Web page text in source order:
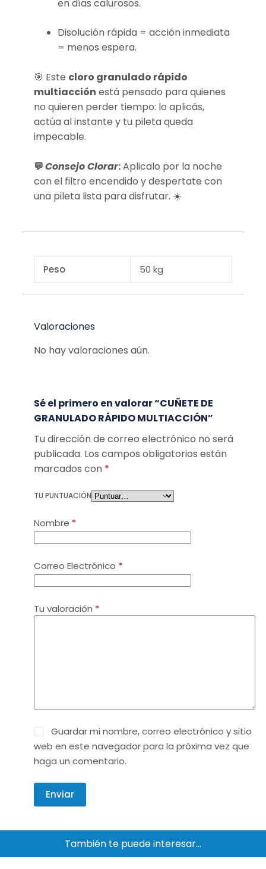
en días calurosos.
Disolución rápida = acción inmediata
= menos espera.
🎯 Este cloro granulado rápido
multiacción está pensado para quienes
no quieren perder tiempo: lo aplicás,
actúa al instante y tu pileta queda
impecable.
💬Consejo Clorar:Aplicalo por la noche
con el filtro encendido y despertate con
una pileta lista para disfrutar. ☀️
Peso 50 kg
Valoraciones
No hay valoraciones aún.
Sé el primero en valorar “CUÑETE DE
GRANULADO RÁPIDO MULTIACCIÓN”
Tu dirección de correo electrónico no será
publicada. Los campos obligatorios están
marcados con *
TU PUNTUACIÓN
Nombre *
Correo Electrónico *
Tu valoración *
Guardar mi nombre, correo electrónico y sitio
web en este navegador para la próxima vez que
haga un comentario.
Enviar
También te puede interesar…